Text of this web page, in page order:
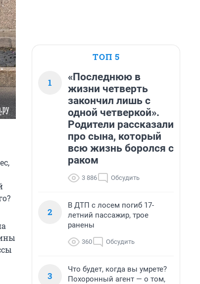
ТОП 5
1
«Последнюю в
жизни четверть
закончил лишь с
одной четверкой».
Родители рассказали
про сына, который
всю жизнь боролся с
раком
3 886 Обсудить
2
В ДТП с лосем погиб 17-
летний пассажир, трое
ранены
360 Обсудить
3
Что будет, когда вы умрете?
Похоронный агент — о том,